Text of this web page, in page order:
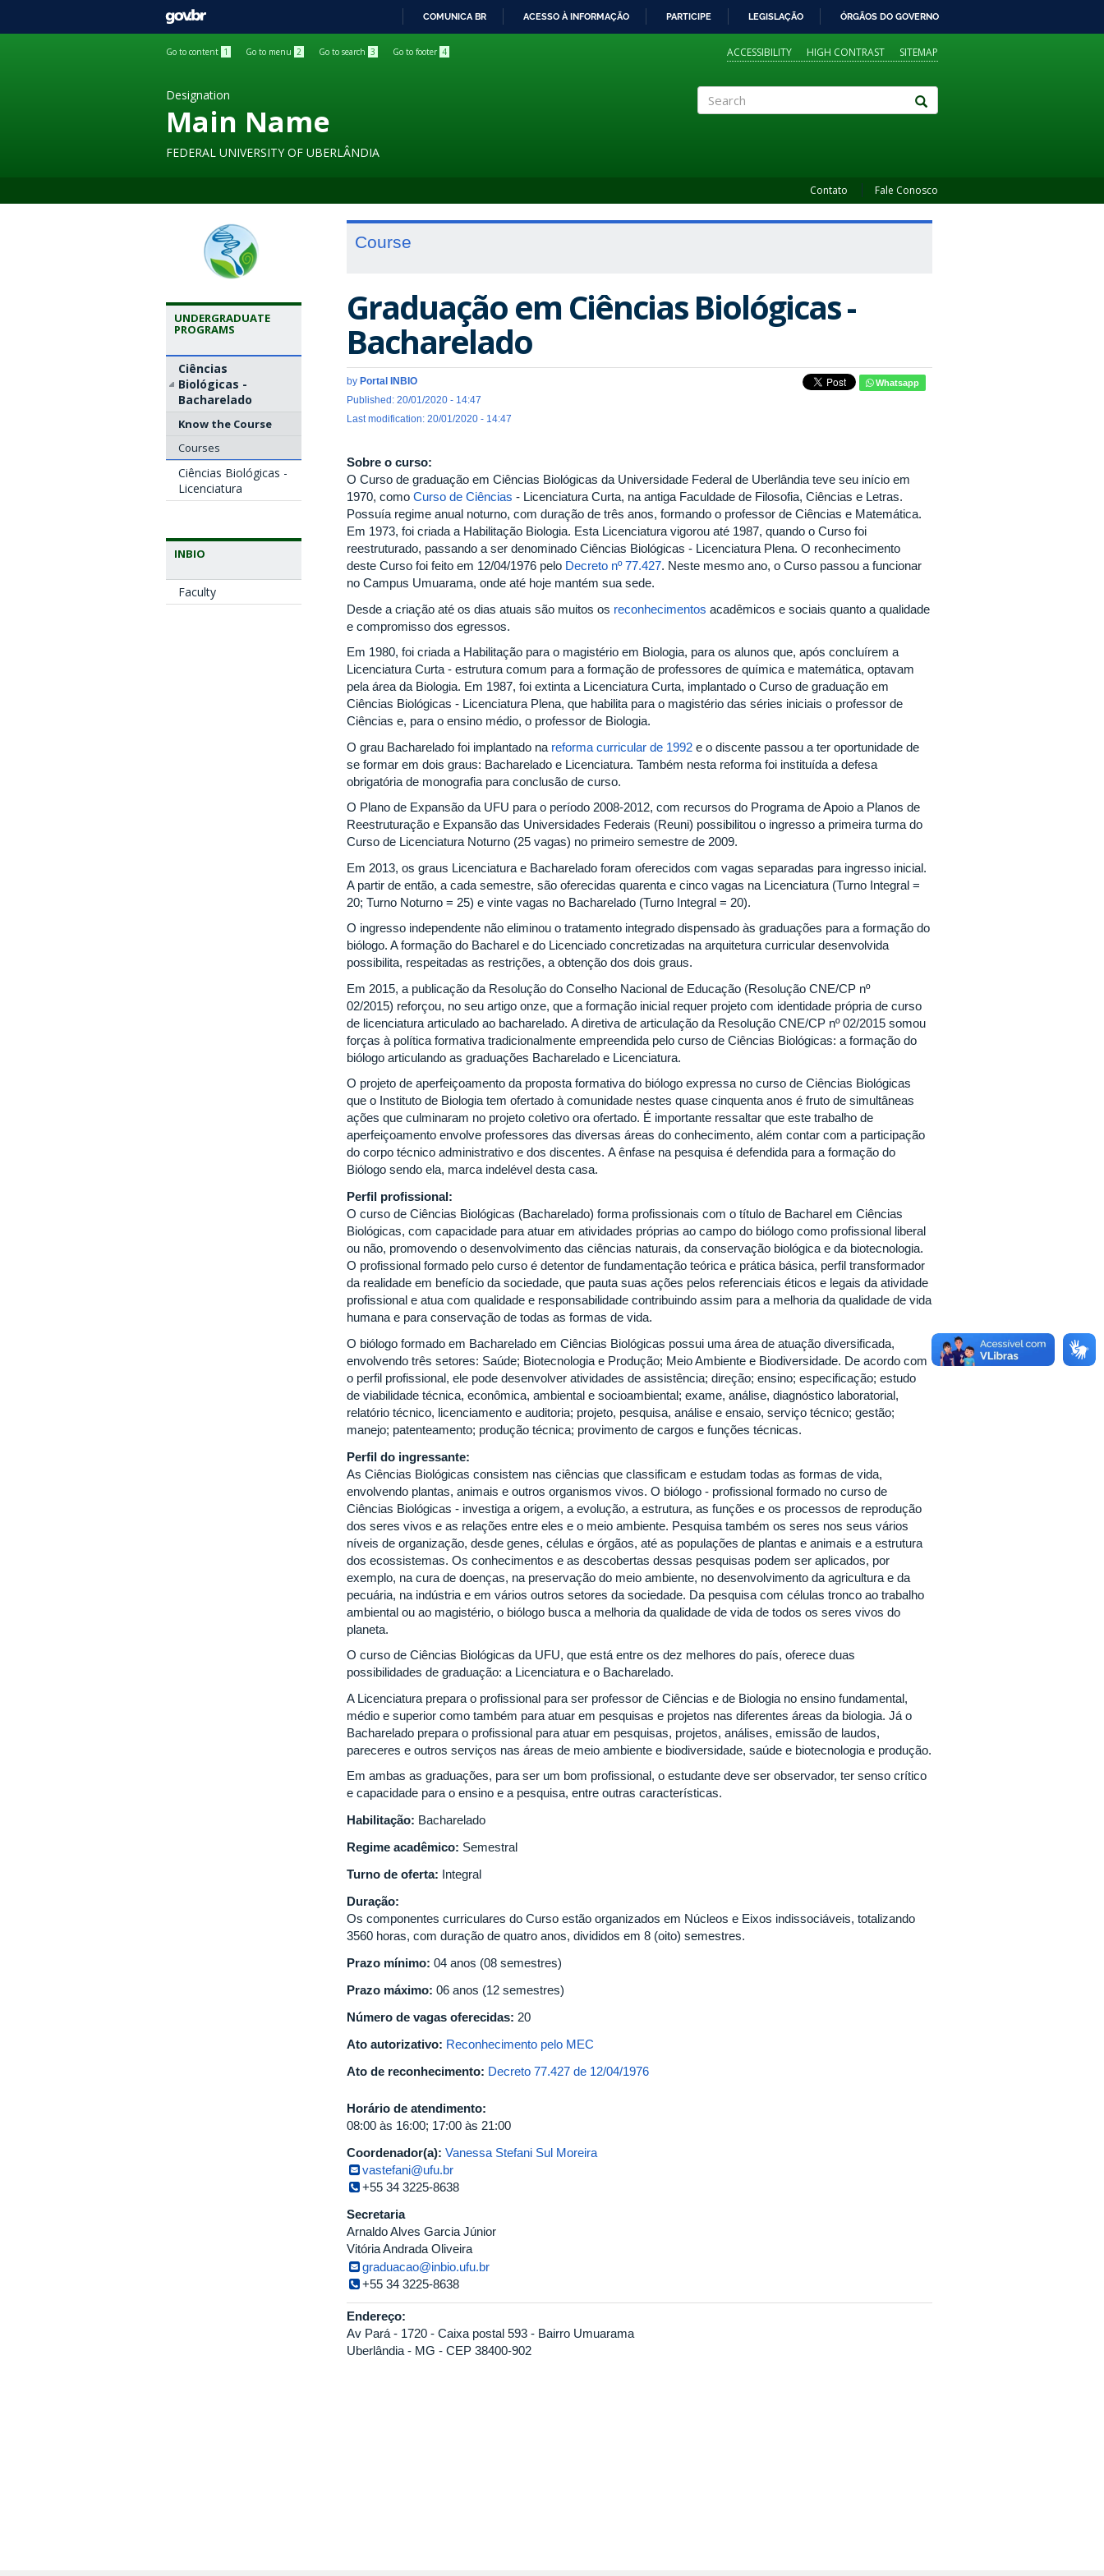
GOVBR
COMUNICA BR ACESSO À INFORMAÇÃO PARTICIPE LEGISLAÇÃO ÓRGÃOS DO GOVERNO
Go to content 1 Go to menu 2 Go to search 3 Go to footer 4 ACCESSIBILITY HIGH CONTRAST SITEMAP
Designation
Main Name
FEDERAL UNIVERSITY OF UBERLÂNDIA
Contato Fale Conosco
UNDERGRADUATE
PROGRAMS
Ciências
Biológicas -
Bacharelado
Know the Course
Courses
Ciências Biológicas -
Licenciatura
INBIO
Faculty
Course
Graduação em Ciências Biológicas -
Bacharelado
by Portal INBIO
Published: 20/01/2020 - 14:47
Last modification: 20/01/2020 - 14:47
Whatsapp
Sobre o curso:
O Curso de graduação em Ciências Biológicas da Universidade Federal de Uberlândia teve seu início em
1970, como Curso de Ciências - Licenciatura Curta, na antiga Faculdade de Filosofia, Ciências e Letras.
Possuía regime anual noturno, com duração de três anos, formando o professor de Ciências e Matemática.
Em 1973, foi criada a Habilitação Biologia. Esta Licenciatura vigorou até 1987, quando o Curso foi
reestruturado, passando a ser denominado Ciências Biológicas - Licenciatura Plena. O reconhecimento
deste Curso foi feito em 12/04/1976 pelo Decreto nº 77.427. Neste mesmo ano, o Curso passou a funcionar
no Campus Umuarama, onde até hoje mantém sua sede.
Desde a criação até os dias atuais são muitos os reconhecimentos acadêmicos e sociais quanto a qualidade
e compromisso dos egressos.
Em 1980, foi criada a Habilitação para o magistério em Biologia, para os alunos que, após concluírem a
Licenciatura Curta - estrutura comum para a formação de professores de química e matemática, optavam
pela área da Biologia. Em 1987, foi extinta a Licenciatura Curta, implantado o Curso de graduação em
Ciências Biológicas - Licenciatura Plena, que habilita para o magistério das séries iniciais o professor de
Ciências e, para o ensino médio, o professor de Biologia.
O grau Bacharelado foi implantado na reforma curricular de 1992 e o discente passou a ter oportunidade de
se formar em dois graus: Bacharelado e Licenciatura. Também nesta reforma foi instituída a defesa
obrigatória de monografia para conclusão de curso.
O Plano de Expansão da UFU para o período 2008-2012, com recursos do Programa de Apoio a Planos de
Reestruturação e Expansão das Universidades Federais (Reuni) possibilitou o ingresso a primeira turma do
Curso de Licenciatura Noturno (25 vagas) no primeiro semestre de 2009.
Em 2013, os graus Licenciatura e Bacharelado foram oferecidos com vagas separadas para ingresso inicial.
A partir de então, a cada semestre, são oferecidas quarenta e cinco vagas na Licenciatura (Turno Integral =
20; Turno Noturno = 25) e vinte vagas no Bacharelado (Turno Integral = 20).
O ingresso independente não eliminou o tratamento integrado dispensado às graduações para a formação do
biólogo. A formação do Bacharel e do Licenciado concretizadas na arquitetura curricular desenvolvida
possibilita, respeitadas as restrições, a obtenção dos dois graus.
Em 2015, a publicação da Resolução do Conselho Nacional de Educação (Resolução CNE/CP nº
02/2015) reforçou, no seu artigo onze, que a formação inicial requer projeto com identidade própria de curso
de licenciatura articulado ao bacharelado. A diretiva de articulação da Resolução CNE/CP nº 02/2015 somou
forças à política formativa tradicionalmente empreendida pelo curso de Ciências Biológicas: a formação do
biólogo articulando as graduações Bacharelado e Licenciatura.
O projeto de aperfeiçoamento da proposta formativa do biólogo expressa no curso de Ciências Biológicas
que o Instituto de Biologia tem ofertado à comunidade nestes quase cinquenta anos é fruto de simultâneas
ações que culminaram no projeto coletivo ora ofertado. É importante ressaltar que este trabalho de
aperfeiçoamento envolve professores das diversas áreas do conhecimento, além contar com a participação
do corpo técnico administrativo e dos discentes. A ênfase na pesquisa é defendida para a formação do
Biólogo sendo ela, marca indelével desta casa.
Perfil profissional:
O curso de Ciências Biológicas (Bacharelado) forma profissionais com o título de Bacharel em Ciências
Biológicas, com capacidade para atuar em atividades próprias ao campo do biólogo como profissional liberal
ou não, promovendo o desenvolvimento das ciências naturais, da conservação biológica e da biotecnologia.
O profissional formado pelo curso é detentor de fundamentação teórica e prática básica, perfil transformador
da realidade em benefício da sociedade, que pauta suas ações pelos referenciais éticos e legais da atividade
profissional e atua com qualidade e responsabilidade contribuindo assim para a melhoria da qualidade de vida
humana e para conservação de todas as formas de vida.
O biólogo formado em Bacharelado em Ciências Biológicas possui uma área de atuação diversificada,
envolvendo três setores: Saúde; Biotecnologia e Produção; Meio Ambiente e Biodiversidade. De acordo com
o perfil profissional, ele pode desenvolver atividades de assistência; direção; ensino; especificação; estudo
de viabilidade técnica, econômica, ambiental e socioambiental; exame, análise, diagnóstico laboratorial,
relatório técnico, licenciamento e auditoria; projeto, pesquisa, análise e ensaio, serviço técnico; gestão;
manejo; patenteamento; produção técnica; provimento de cargos e funções técnicas.
Perfil do ingressante:
As Ciências Biológicas consistem nas ciências que classificam e estudam todas as formas de vida,
envolvendo plantas, animais e outros organismos vivos. O biólogo - profissional formado no curso de
Ciências Biológicas - investiga a origem, a evolução, a estrutura, as funções e os processos de reprodução
dos seres vivos e as relações entre eles e o meio ambiente. Pesquisa também os seres nos seus vários
níveis de organização, desde genes, células e órgãos, até as populações de plantas e animais e a estrutura
dos ecossistemas. Os conhecimentos e as descobertas dessas pesquisas podem ser aplicados, por
exemplo, na cura de doenças, na preservação do meio ambiente, no desenvolvimento da agricultura e da
pecuária, na indústria e em vários outros setores da sociedade. Da pesquisa com células tronco ao trabalho
ambiental ou ao magistério, o biólogo busca a melhoria da qualidade de vida de todos os seres vivos do
planeta.
O curso de Ciências Biológicas da UFU, que está entre os dez melhores do país, oferece duas
possibilidades de graduação: a Licenciatura e o Bacharelado.
A Licenciatura prepara o profissional para ser professor de Ciências e de Biologia no ensino fundamental,
médio e superior como também para atuar em pesquisas e projetos nas diferentes áreas da biologia. Já o
Bacharelado prepara o profissional para atuar em pesquisas, projetos, análises, emissão de laudos,
pareceres e outros serviços nas áreas de meio ambiente e biodiversidade, saúde e biotecnologia e produção.
Em ambas as graduações, para ser um bom profissional, o estudante deve ser observador, ter senso crítico
e capacidade para o ensino e a pesquisa, entre outras características.
Habilitação: Bacharelado
Regime acadêmico: Semestral
Turno de oferta: Integral
Duração:
Os componentes curriculares do Curso estão organizados em Núcleos e Eixos indissociáveis, totalizando
3560 horas, com duração de quatro anos, divididos em 8 (oito) semestres.
Prazo mínimo: 04 anos (08 semestres)
Prazo máximo: 06 anos (12 semestres)
Número de vagas oferecidas: 20
Ato autorizativo: Reconhecimento pelo MEC
Ato de reconhecimento: Decreto 77.427 de 12/04/1976
Horário de atendimento:
08:00 às 16:00; 17:00 às 21:00
Coordenador(a): Vanessa Stefani Sul Moreira
vastefani@ufu.br
+55 34 3225-8638
Secretaria
Arnaldo Alves Garcia Júnior
Vitória Andrada Oliveira
graduacao@inbio.ufu.br
+55 34 3225-8638
Endereço:
Av Pará - 1720 - Caixa postal 593 - Bairro Umuarama
Uberlândia - MG - CEP 38400-902